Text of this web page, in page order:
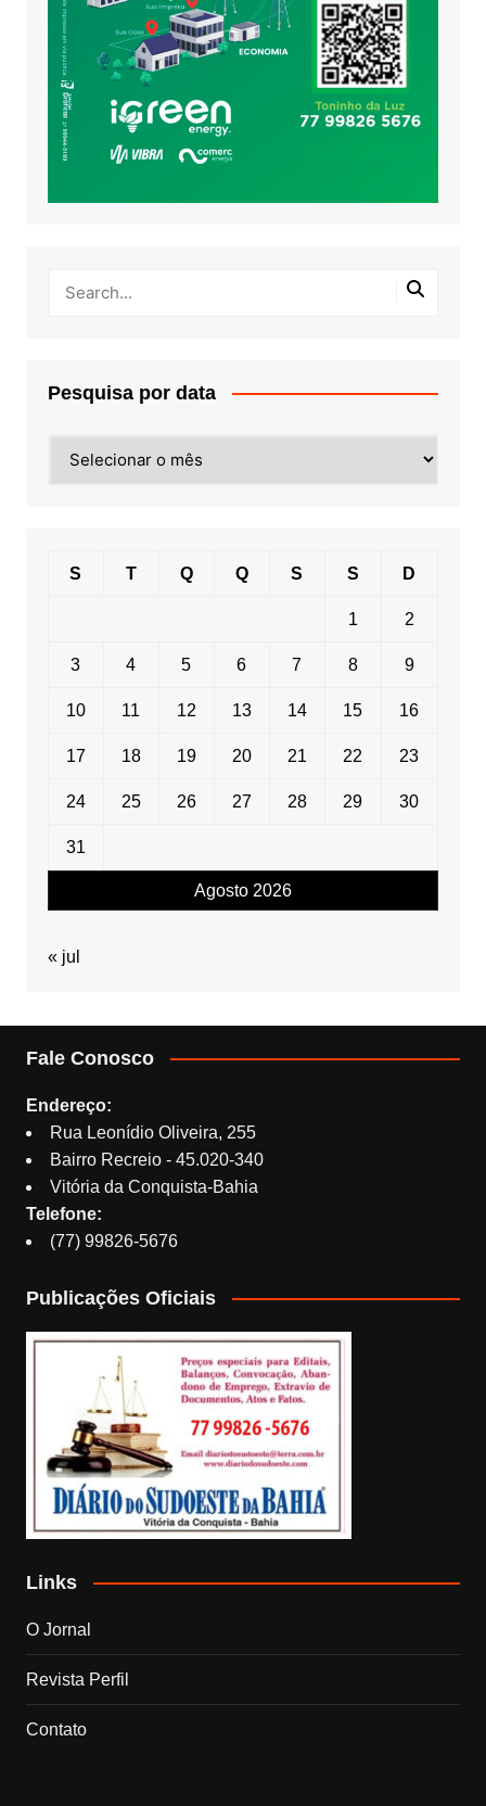
Pesquisa por data
por
Agosto 2026
S T Q Q S S D
1 2
3 4 5 6 7 8 9
10 11 12 13 14 15 16
17 18 19 20 21 22 23
24 25 26 27 28 29 30
31
« jul
Fale Conosco
Endereço:
Rua Leonídio Oliveira, 255
Bairro Recreio - 45.020-340
Vitória da Conquista-Bahia
Telefone:
(77) 99826-5676
Publicações Oficiais
Links
O Jornal
Revista Perfil
Contato